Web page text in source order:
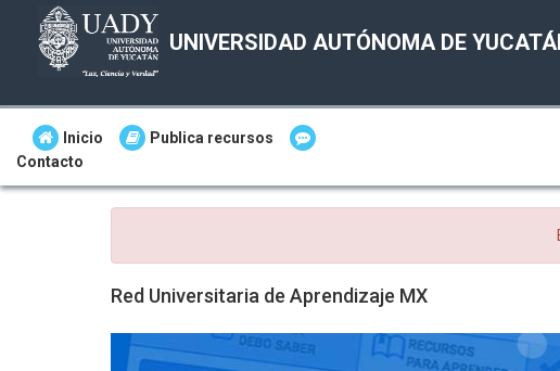
UNIVERSIDAD AUTÓNOMA DE
Inicio
Publica recursos
Contacto
Red Universitaria de Aprendizaje MX
Anterior